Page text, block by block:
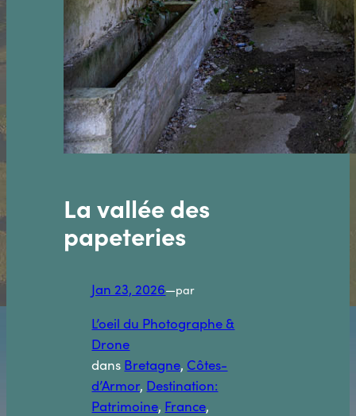
La vallée des
papeteries
Jan 23, 2026—par
L’oeil du Photographe &
Drone
dans Bretagne, Côtes-
d’Armor, Destination:
Patrimoine, France